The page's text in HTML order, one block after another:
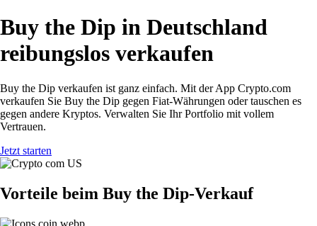
Buy the Dip in Deutschland
reibungslos verkaufen
Buy the Dip verkaufen ist ganz einfach. Mit der App Crypto.com
verkaufen Sie Buy the Dip gegen Fiat-Währungen oder tauschen es
gegen andere Kryptos. Verwalten Sie Ihr Portfolio mit vollem
Vertrauen.
Jetzt starten
Vorteile beim Buy the Dip-Verkauf